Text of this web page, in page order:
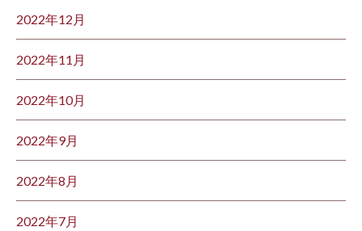
2022年12月
2022年11月
2022年10月
2022年9月
2022年8月
2022年7月